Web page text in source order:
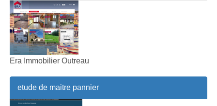
Era Immobilier Outreau
etude de maitre pannier